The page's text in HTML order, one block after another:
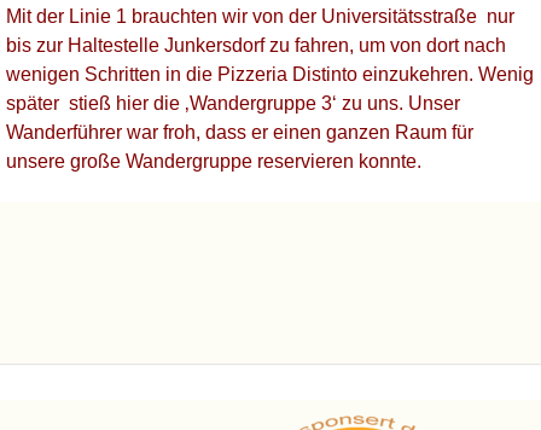
Mit der Linie 1 brauchten wir von der Universitätsstraße nur
bis zur Haltestelle Junkersdorf zu fahren, um von dort nach
wenigen Schritten in die Pizzeria Distinto einzukehren. Wenig
später stieß hier die ‚Wandergruppe 3‘ zu uns. Unser
Wanderführer war froh, dass er einen ganzen Raum für
unsere große Wandergruppe reservieren konnte.